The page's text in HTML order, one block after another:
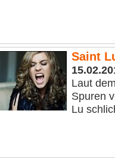
Saint
Laut
Spuren
Lu